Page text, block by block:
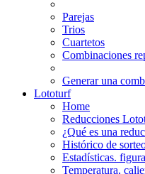
Parejas
Trios
Cuartetos
Combinaciones
Generar una
Lototurf
Home
Reducciones
¿Qué es una
Histórico de
Estadísticas.
Temperatura,